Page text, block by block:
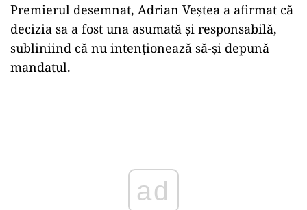
Premierul desemnat, Adrian Veştea a afirmat că
decizia sa a fost una asumată şi responsabilă,
subliniind că nu intenţionează să-şi depună
mandatul.